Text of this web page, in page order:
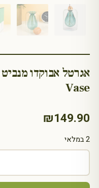
Vase
₪149.90
2 במלאי
כמות
אגרטל